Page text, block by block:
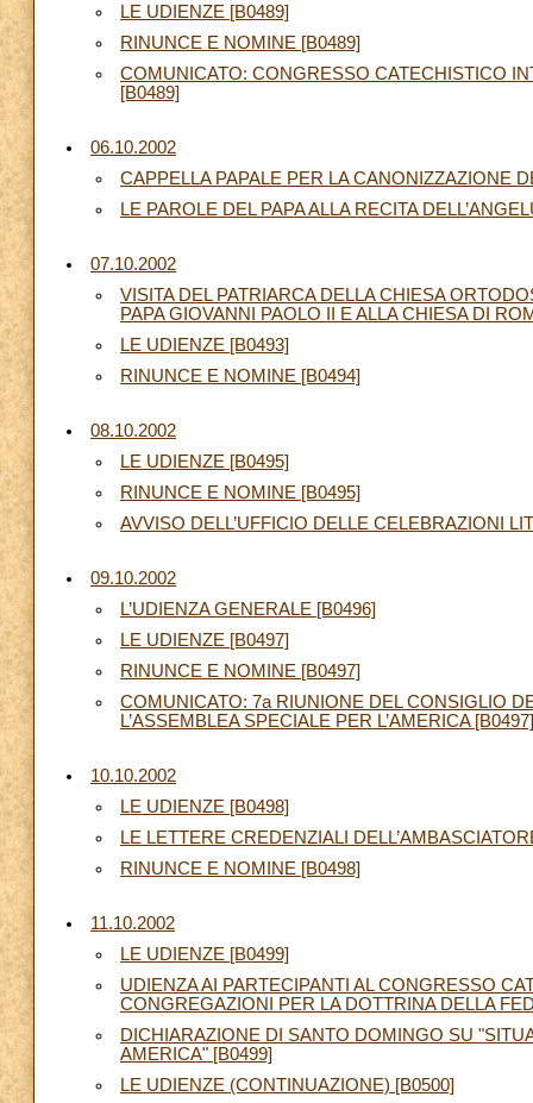
LE UDIENZE [B0489]
RINUNCE E NOMINE [B0489]
COMUNICATO: CONGRESSO CATECHISTICO
[B0489]
06.10.2002
CAPPELLA PAPALE PER LA CANONIZZAZIONE
LE PAROLE DEL PAPA ALLA RECITA
07.10.2002
VISITA DEL PATRIARCA DELLA CHIESA
PAPA GIOVANNI PAOLO II E ALLA CHIESA DI
LE UDIENZE [B0493]
RINUNCE E NOMINE [B0494]
08.10.2002
LE UDIENZE [B0495]
RINUNCE E NOMINE [B0495]
AVVISO DELL’UFFICIO DELLE CELEBRAZIONI
09.10.2002
L’UDIENZA GENERALE [B0496]
LE UDIENZE [B0497]
RINUNCE E NOMINE [B0497]
COMUNICATO: 7a RIUNIONE DEL CONSIGLIO
L’ASSEMBLEA SPECIALE PER L’AMERICA [B0497]
10.10.2002
LE UDIENZE [B0498]
LE LETTERE CREDENZIALI
RINUNCE E NOMINE [B0498]
11.10.2002
LE UDIENZE [B0499]
UDIENZA AI PARTECIPANTI AL CONGRESSO
CONGREGAZIONI PER LA DOTTRINA DELLA
DICHIARAZIONE DI SANTO DOMINGO SU
AMERICA" [B0499]
LE UDIENZE (CONTINUAZIONE) [B0500]